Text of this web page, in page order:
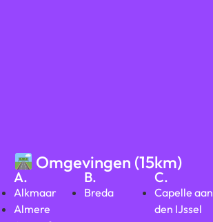
Omgevingen (15km)
A.
Alkmaar
Almere
B.
Breda
C.
Capelle aan
den IJssel